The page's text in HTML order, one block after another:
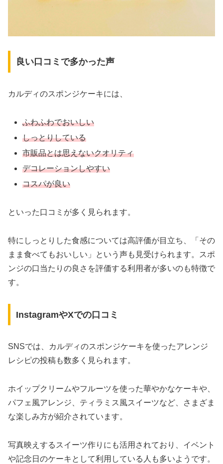
良い口コミで多かった声
カルディのスポンジケーキには、
ふわふわでおいしい
しっとりしている
市販品とは思えないクオリティ
デコレーションしやすい
コスパが良い
といった口コミが多く見られます。
特にしっとりした食感については高評価が目立ち、「その
まま食べてもおいしい」という声も見受けられます。スポ
ンジの口当たりの良さを評価する利用者が多いのも特徴で
す。
InstagramやXでの口コミ
SNSでは、カルディのスポンジケーキを使ったアレンジ
レシピの投稿も数多く見られます。
ホイップクリームやフルーツを使った華やかなケーキや、
パフェ風アレンジ、ティラミス風スイーツなど、さまざま
な楽しみ方が紹介されています。
写真映えするスイーツ作りにも活用されており、イベント
や記念日のケーキとして利用している人も多いようです。